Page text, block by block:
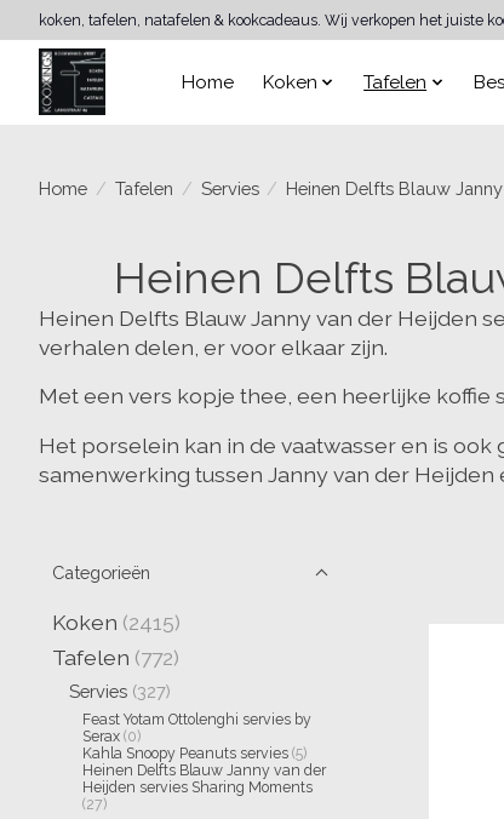
koken, tafelen, natafelen & kookcadeaus. Wij verkopen het juiste
Home Koken Tafelen
Home / Tafelen / Servies / Heinen Delfts Blauw
Heinen Delfts
Heinen Delfts Blauw Janny van der Heijden
verhalen delen, er voor elkaar zijn.
Met een vers kopje thee, een heerlijke
Het porselein kan in de vaatwasser en is
samenwerking tussen Janny van der Heijden
Categorieën
Koken (2415)
Tafelen (772)
Servies (327)
Feast Yotam Ottolenghi servies by
Serax (0)
Kahla Snoopy Peanuts servies (5)
Heinen Delfts Blauw Janny van der
Heijden servies Sharing Moments
(27)